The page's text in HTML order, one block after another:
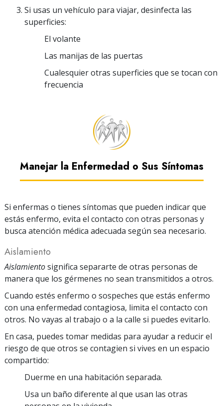
Si usas un vehículo para viajar, desinfecta las
superficies:
El volante
Las manijas de las puertas
Cualesquier otras superficies que se tocan con
frecuencia
Manejar la Enfermedad o Sus Síntomas
Si enfermas o tienes síntomas que pueden indicar que
estás enfermo, evita el contacto con otras personas y
busca atención médica adecuada según sea necesario.
Aislamiento
Aislamientosignifica separarte de otras personas de
manera que los gérmenes no sean transmitidos a otros.
Cuando estés enfermo o sospeches que estás enfermo
con una enfermedad contagiosa, limita el contacto con
otros. No vayas al trabajo o a la calle si puedes evitarlo.
En casa, puedes tomar medidas para ayudar a reducir el
riesgo de que otros se contagien si vives en un espacio
compartido:
Duerme en una habitación separada.
Usa un baño diferente al que usan las otras